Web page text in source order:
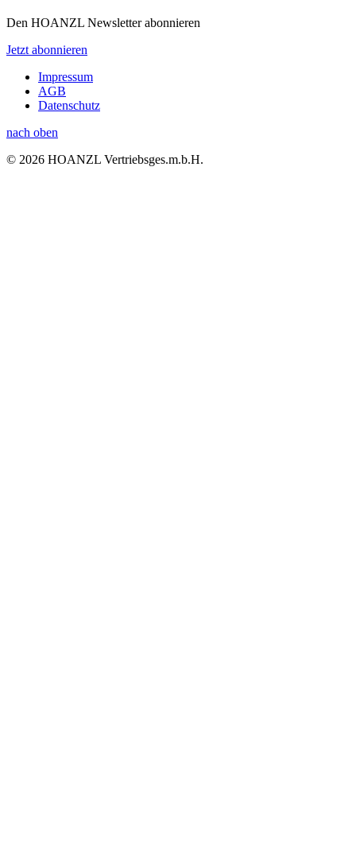
Den HOANZL Newsletter abonnieren
Jetzt abonnieren
Impressum
AGB
Datenschutz
nach oben
© 2026 HOANZL Vertriebsges.m.b.H.